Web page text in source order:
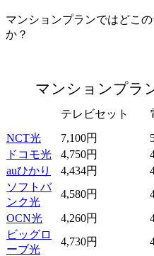
マンションプランではどこ
か？
マンションプラ
テレビセット
NCT光
7,100円
ドコモ光
4,750円
auひかり
4,434円
ソフトバ
ンク光
4,580円
OCN光
4,260円
ビッグロ
ーブ光
4,730円